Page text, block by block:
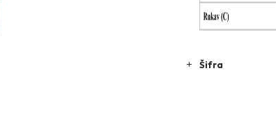
Šifra